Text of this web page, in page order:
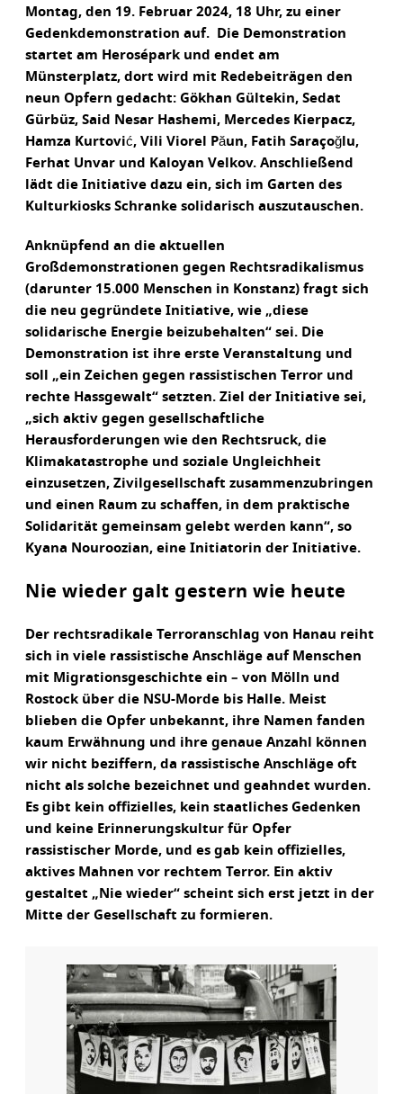
Montag, den 19. Februar 2024, 18 Uhr, zu einer
Gedenkdemonstration auf. Die Demonstration
startet am Herosépark und endet am
Münsterplatz, dort wird mit Redebeiträgen den
neun Opfern gedacht: Gökhan Gültekin, Sedat
Gürbüz, Said Nesar Hashemi, Mercedes Kierpacz,
Hamza Kurtović, Vili Viorel Păun, Fatih Saraçoğlu,
Ferhat Unvar und Kaloyan Velkov. Anschließend
lädt die Initiative dazu ein, sich im Garten des
Kulturkiosks Schranke solidarisch auszutauschen.
Anknüpfend an die aktuellen
Großdemonstrationen gegen Rechtsradikalismus
(darunter 15.000 Menschen in Konstanz) fragt sich
die neu gegründete Initiative, wie „diese
solidarische Energie beizubehalten“ sei. Die
Demonstration ist ihre erste Veranstaltung und
soll „ein Zeichen gegen rassistischen Terror und
rechte Hassgewalt“ setzten. Ziel der Initiative sei,
„sich aktiv gegen gesellschaftliche
Herausforderungen wie den Rechtsruck, die
Klimakatastrophe und soziale Ungleichheit
einzusetzen, Zivilgesellschaft zusammenzubringen
und einen Raum zu schaffen, in dem praktische
Solidarität gemeinsam gelebt werden kann“, so
Kyana Nouroozian, eine Initiatorin der Initiative.
Nie wieder galt gestern wie heute
Der rechtsradikale Terroranschlag von Hanau reiht
sich in viele rassistische Anschläge auf Menschen
mit Migrationsgeschichte ein – von Mölln und
Rostock über die NSU-Morde bis Halle. Meist
blieben die Opfer unbekannt, ihre Namen fanden
kaum Erwähnung und ihre genaue Anzahl können
wir nicht beziffern, da rassistische Anschläge oft
nicht als solche bezeichnet und geahndet wurden.
Es gibt kein offizielles, kein staatliches Gedenken
und keine Erinnerungskultur für Opfer
rassistischer Morde, und es gab kein offizielles,
aktives Mahnen vor rechtem Terror. Ein aktiv
gestaltet „Nie wieder“ scheint sich erst jetzt in der
Mitte der Gesellschaft zu formieren.